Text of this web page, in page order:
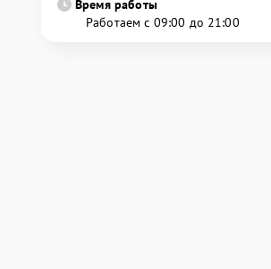
Время работы
Работаем с 09:00 до 21:00